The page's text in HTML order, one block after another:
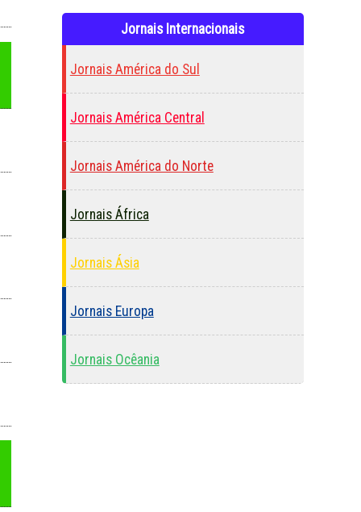
Jornais Internacionais
Jornais América do Sul
Jornais América Central
Jornais América do Norte
Jornais África
Jornais Ásia
Jornais Europa
Jornais Ocêania